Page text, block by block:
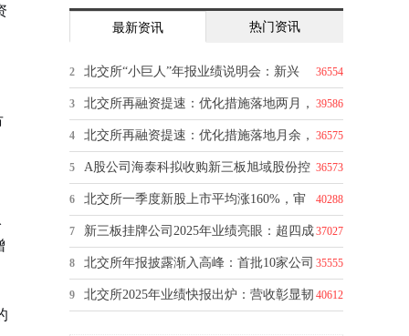
最新资讯 热门资讯
2 36554
北交所“小巨人”年报业绩说明会：新兴
3 39586
北交所再融资提速：优化措施落地两月，
4 36575
北交所再融资提速：优化措施落地月余，
5 36573
A股公司海泰科拟收购新三板旭域股份控
制
6 40288
北交所一季度新股上市平均涨160%，审
核提
7 37027
新三板挂牌公司2025年业绩亮眼：超四成
净
8 35555
北交所年报披露渐入高峰：首批10家公司
9 40612
北交所2025年业绩快报出炉：营收彰显韧